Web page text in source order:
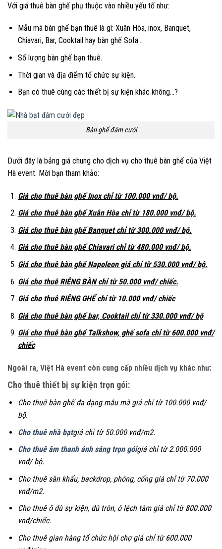
Với giá thuê bàn ghế phụ thuộc vào nhiều yếu tố như:
Mẫu mã bàn ghế bạn thuê là gì: Xuân Hòa, inox, Banquet,
Chiavari, Bar, Cooktail hay bàn ghế Sofa…
Số lượng bàn ghế bạn thuê.
Thời gian và địa điểm tổ chức sự kiện.
Bạn có thuê cùng các thiết bị sự kiện khác không…?
Bàn ghế đám cưới
Dưới đây là bảng giá chung cho dịch vụ cho thuê bàn ghế của Việt
Hà event. Mời bạn tham khảo:
Giá cho thuê bàn ghế Inox chỉ từ 100.000 vnđ/ bộ.
Giá cho thuê bàn ghế Xuân Hòa chỉ từ 180.000 vnđ/ bộ.
Giá cho thuê bàn ghế Banquet chỉ từ 300.000 vnđ/ bộ.
Giá cho thuê bàn ghế Chiavari chỉ từ 480.000 vnđ/ bộ.
Giá cho thuê bàn ghế Napoleon giá chỉ từ 530.000 vnđ/ bộ.
Giá cho thuê RIÊNG BÀN chỉ từ 50.000 vnđ/ chiếc.
Giá cho thuê RIÊNG GHẾ chỉ từ 10.000 vnđ/ chiếc
Giá cho thuê bàn ghế bar, Cooktail chỉ từ 330.000 vnđ/ bộ
Giá cho thuê bàn ghế Talkshow, ghế sofa chỉ từ 600.000 vnđ/
chiếc
Ngoài ra, Việt Hà event còn cung cấp nhiều dịch vụ khác như:
Cho thuê thiết bị sự kiện trọn gói:
Cho thuê bàn ghế đa dạng mẫu mã giá chỉ từ 100.000 vnđ/
bộ.
Cho thuê nhà bạtgiá chỉ từ 50.000 vnđ/m2.
Cho thuê âm thanh ánh sáng trọn góigiá chỉ từ 2.000.000
vnđ/ bộ.
Cho thuê sân khấu, backdrop, phông, cổng giá chỉ từ 70.000
vnđ/m2.
Cho thuê ô dù sự kiện, dù tròn, ô lệch tâm giá chỉ từ 800.000
vnđ/chiếc.
Cho thuê gian hàng tổ chức hội chợ giá chỉ từ 600.000